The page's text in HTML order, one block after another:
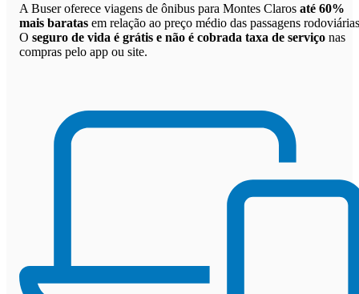
A Buser oferece viagens de ônibus para Montes Claros até 60%
mais baratas em relação ao preço médio das passagens
O seguro de vida é grátis e não é cobrada taxa de serviço nas
compras pelo app ou site.